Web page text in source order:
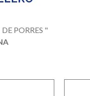
PORRES "